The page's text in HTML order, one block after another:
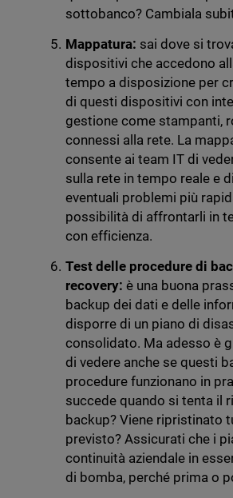
sottobanco? Cambiala
Mappatura: sai dove si
dispositivi che accedono
tempo a disposizione per
di questi dispositivi con
gestione come stampanti,
connessi alla rete. La
consente ai team IT di
sulla rete in tempo reale e
eventuali problemi più
possibilità di affrontarli in
con efficienza.
Test delle procedure di
recovery: è una buona
backup dei dati e delle
disporre di un piano di
consolidato. Ma adesso è
di vedere anche se questi
procedure funzionano in
succede quando si tenta il
backup? Viene ripristinato
previsto? Assicurati che i
continuità aziendale in
di bomba, perché prima o